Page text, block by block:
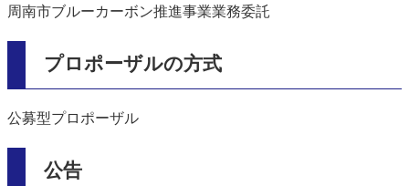
周南市ブルーカーボン推進事業業務委託
プロポーザルの方式
公募型プロポーザル
公告